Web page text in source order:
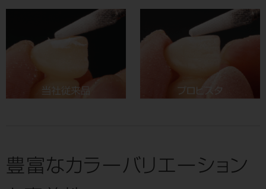
豊富なカラーバリエーション